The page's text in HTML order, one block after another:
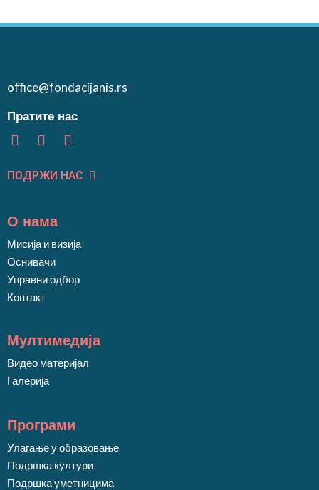
office@fondacijanis.rs
Пратите нас
ПОДРЖИ НАС
О нама
Мисија и визија
Оснивачи
Управни одбор
Контакт
Мултимедија
Видео материјал
Галерија
Програми
Улагање у образовање
Подршка култури
Подршка уметницима